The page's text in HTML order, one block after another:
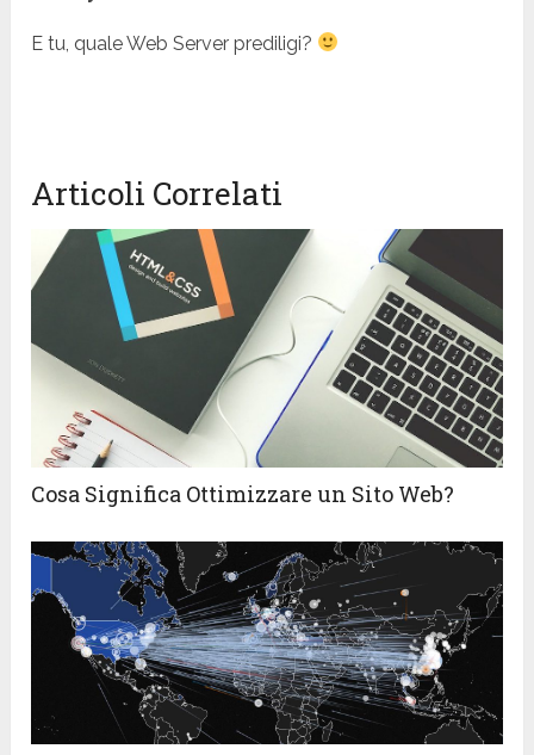
E tu, quale Web Server prediligi?
Articoli Correlati
Cosa Significa Ottimizzare un Sito Web?